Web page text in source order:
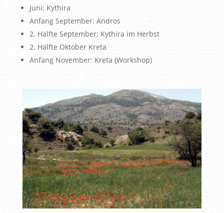
Juni: Kythira
Anfang September: Andros
2. Hälfte September; Kythira im Herbst
2. Hälfte Oktober Kreta
Anfang November: Kreta (Workshop)